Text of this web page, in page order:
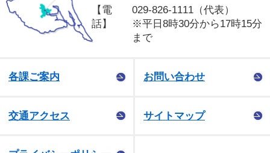
【電
話】
029-826-1111（代表）
※平日8時30分から17時15分
まで
各課ご案内 お問い合わせ
交通アクセス サイトマップ